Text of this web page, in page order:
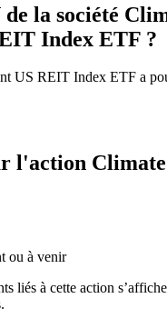
la société
Index ETF ?
US REIT Index ETF a
l'action
ou à venir
liés à cette action